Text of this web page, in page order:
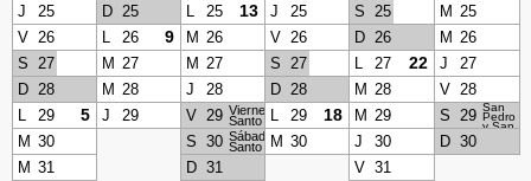
J 25 D 25 L 25 13 J 25 S 25 M 25
V 26 L 26 9 M 26 V 26 D 26 M 26
S 27 M 27 M 27 S 27 L 27 22 J
27
D 28 M 28 J 28 D 28 M 28 V 28
L
29 5 J 29 V 29 Viernes
Santo L 29 18 M 29 S 29 San
Pedro
y San
M 30 S 30 Sábado
Santo M 30 J 30 D 30
M 31 D 31 V 31